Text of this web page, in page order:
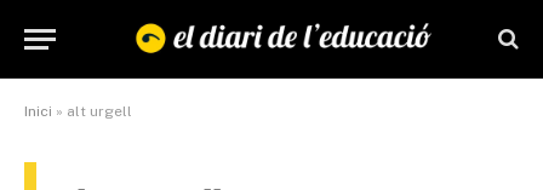
Inici » alt urgell